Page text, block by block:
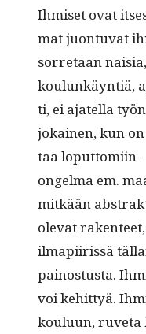
Ihmiset ovat
mat juon­tu­vat
sor­re­taan
koulunkäyn­tiä,
ti, ei ajatel­la
jokainen, kun
taa lop­ut­tomi­in
ongel­ma em.
mitkään
ole­vat
ilmapi­iris­sä
pain­os­tus­ta.
voi kehit­tyä.
koulu­un, ruve­ta